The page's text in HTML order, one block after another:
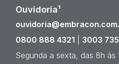
Ouvidoria¹
0800 888 4321
3003
Segunda a sexta, das 8h